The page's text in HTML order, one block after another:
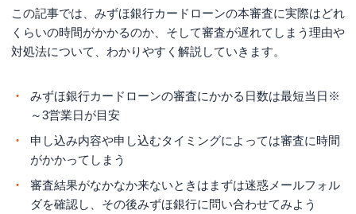
この記事では、みずほ銀行カードローンの本審査に実際はどれ
くらいの時間がかかるのか、そして審査が遅れてしまう理由や
対処法について、わかりやすく解説していきます。
みずほ銀行カードローンの審査にかかる日数は最短当日※
～3営業日が目安
申し込み内容や申し込むタイミングによっては審査に時間
がかかってしまう
審査結果がなかなか来ないときはまずは迷惑メールフォル
ダを確認し、その後みずほ銀行に問い合わせてみよう